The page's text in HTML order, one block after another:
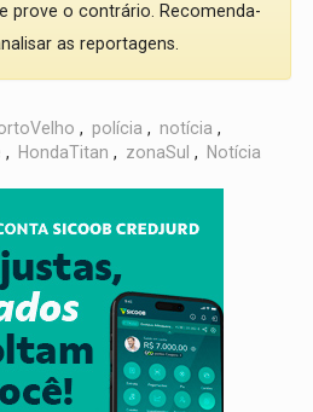
prove o contrário. Recomenda-
as reportagens.
, polícia , notícia ,
, HondaTitan , zonaSul , Notícia